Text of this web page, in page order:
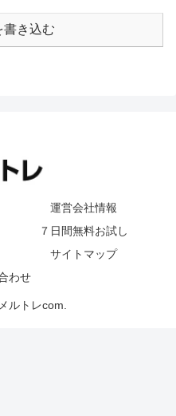
書き込む
運営会社情報
７日間無料お試し
サイトマップ
わせ
ルトレcom.